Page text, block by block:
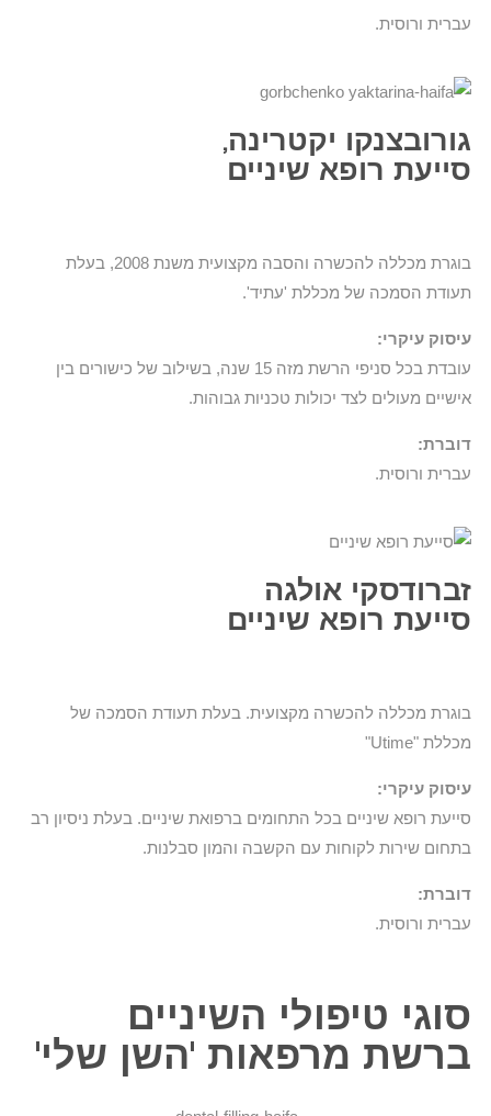
עברית ורוסית.
גורובצנקו יקטרינה,
סייעת רופא שיניים
בוגרת מכללה להכשרה והסבה מקצועית משנת 2008, בעלת
תעודת הסמכה של מכללת 'עתיד'.
עיסוק עיקרי:
עובדת בכל סניפי הרשת מזה 15 שנה, בשילוב של כישורים בין
אישיים מעולים לצד יכולות טכניות גבוהות.
דוברת:
עברית ורוסית.
זברודסקי אולגה
סייעת רופא שיניים
בוגרת מכללה להכשרה מקצועית. בעלת תעודת הסמכה של
מכללת "Utime"
עיסוק עיקרי:
סייעת רופא שיניים בכל התחומים ברפואת שיניים. בעלת ניסיון רב
בתחום שירות לקוחות עם הקשבה והמון סבלנות.
דוברת:
עברית ורוסית.
סוגי טיפולי השיניים
ברשת מרפאות 'השן שלי'